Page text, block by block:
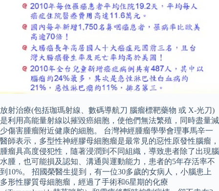
放射治療(包括珈瑪射線、數碼導航刀 腦瘤標靶藥物 或 X-光刀)
是利用高能量射線以摧毀癌細胞，使他們無法繁殖，同時盡量減
少傷害腫瘤附近健康的細胞。 台灣神經腫瘤學學會理事馬辛一
醫師表示，多型性神經膠母細胞瘤是最常見的惡性原發性腦瘤，
腫瘤具高度侵犯性，隨著浸潤到不同組織，導致患者除了出現腦
水腫，也可能損及認知、溝通與運動能力，患者的5年存活率不
到10%。 招國榮醫生提到，有一位30多歲的女病人，小腦患上
多形性膠質母細胞瘤，經過了手術和6星期的化療